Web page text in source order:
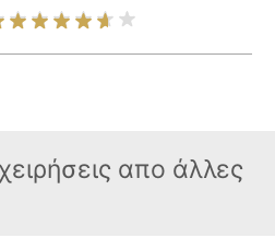
απο άλλες